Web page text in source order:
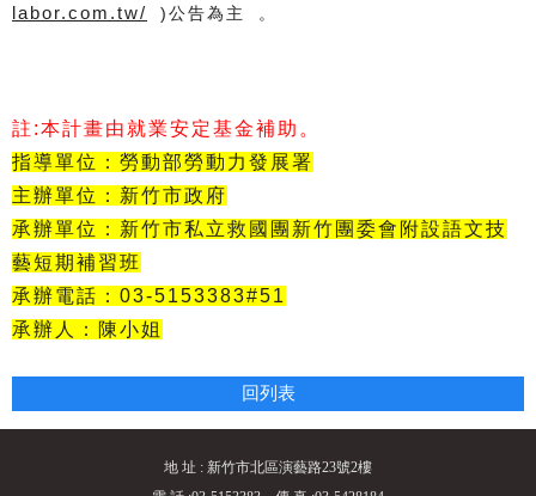
labor.com.tw/
)公告為主 。
註:本計畫由就業安定基金補助。
指導單位：勞動部勞動力發展署
主辦單位：新竹市政府
承辦單位：新竹市私立救國團新竹團委會附設語文技
藝短期補習班
承辦電話：03-5153383#51
承辦人：陳小姐
回列表
地 址 : 新竹市北區演藝路23號2樓